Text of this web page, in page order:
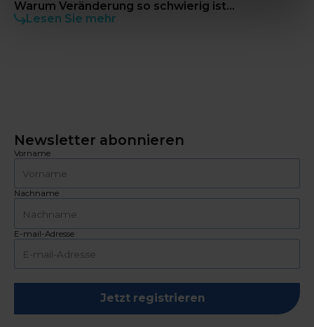
Warum Veränderung so schwierig ist...
Lesen Sie mehr
Newsletter abonnieren
Vorname
Nachname
E-mail-Adresse
Jetzt registrieren